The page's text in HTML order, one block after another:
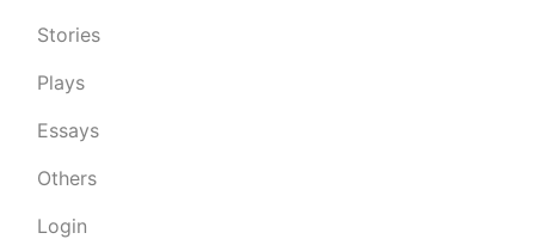
Stories
Plays
Essays
Others
Login